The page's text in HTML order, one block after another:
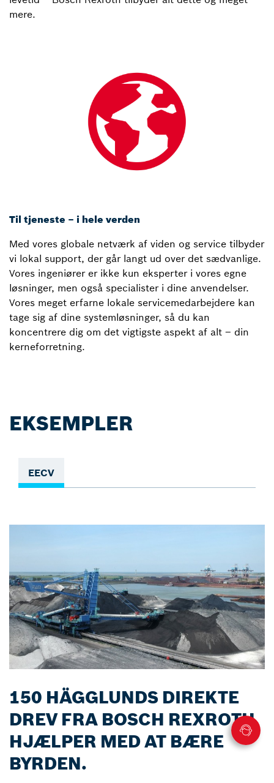
mere.
Til tjeneste – i hele verden
Med vores globale netværk af viden og service tilbyder
vi lokal support, der går langt ud over det sædvanlige.
Vores ingeniører er ikke kun eksperter i vores egne
løsninger, men også specialister i dine anvendelser.
Vores meget erfarne lokale servicemedarbejdere kan
tage sig af dine systemløsninger, så du kan
koncentrere dig om det vigtigste aspekt af alt – din
kerneforretning.
EKSEMPLER
EECV
150 HÄGGLUNDS DIREKTE
DREV FRA BOSCH REXROTH
HJÆLPER MED AT BÆRE
BYRDEN.